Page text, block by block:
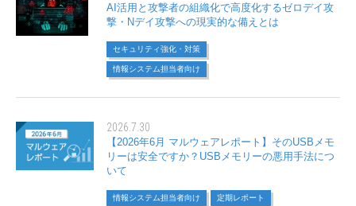
AI活用と攻撃者の組織化で高度化するゼロデイ攻
撃・Nデイ攻撃への現実的な備えとは
セキュリティ強化・対策
情報システム担当者向け
2026.7.30
【2026年6月 マルウェアレポート】そのUSBメモ
リーは安全ですか？USBメモリーの悪用手法につ
いて
情報システム担当者向け 定期レポート